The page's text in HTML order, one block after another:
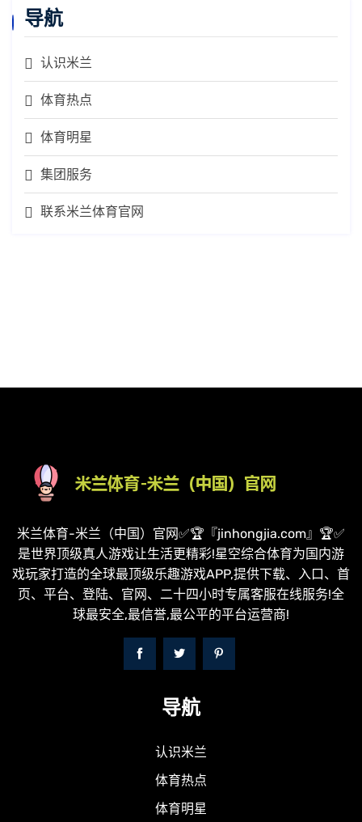
导航
认识米兰
体育热点
体育明星
集团服务
联系米兰体育官网
米兰体育-米兰（中国）官网✅🏆『jinhongjia.com』🏆✅
是世界顶级真人游戏让生活更精彩!星空综合体育为国内游
戏玩家打造的全球最顶级乐趣游戏APP,提供下载、入口、首
页、平台、登陆、官网、二十四小时专属客服在线服务!全
球最安全,最信誉,最公平的平台运营商!
导航
认识米兰
体育热点
体育明星